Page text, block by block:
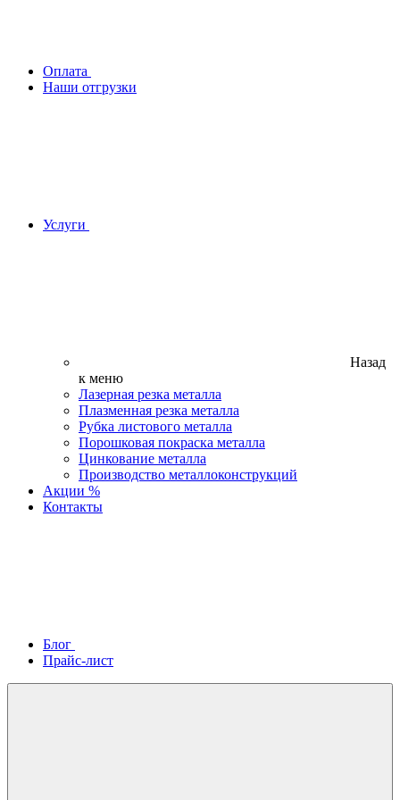
Оплата
Наши отгрузки
Услуги
Назад
к меню
Лазерная резка металла
Плазменная резка металла
Рубка листового металла
Порошковая покраска металла
Цинкование металла
Производство металлоконструкций
Акции %
Контакты
Блог
Прайс-лист